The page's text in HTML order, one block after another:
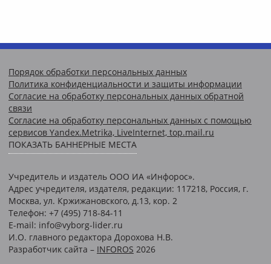
Порядок обработки персональных данных
Политика конфиденциальности и защиты информации
Согласие на обработку персональных данных обратной
связи
Согласие на обработку персональных данных с помощью
сервисов Yandex.Metrika, LiveInternet, top.mail.ru
ПОКАЗАТЬ БАННЕРНЫЕ МЕСТА
Учредитель и издатель ООО ИА «Инфорос».
Адрес учредителя, издателя, редакции: 117218, Россия, г.
Москва, ул. Кржижановского, д.13, кор. 2
Телефон: +7 (495) 718-84-11
E-mail: info@vyborg-lider.ru
И.О. главного редактора Дорохова Н.В.
Разработчик сайта – INFOROS 2026